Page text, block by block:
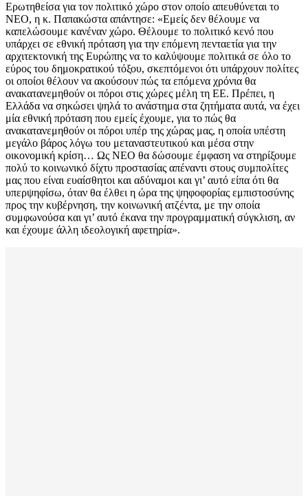
Ερωτηθείσα για τον πολιτικό χώρο στον οποίο απευθύνεται το
ΝΕΟ, η κ. Παπακώστα απάντησε: «Εμείς δεν θέλουμε να
καπελώσουμε κανέναν χώρο. Θέλουμε το πολιτικό κενό που
υπάρχει σε εθνική πρόταση για την επόμενη πενταετία για την
αρχιτεκτονική της Ευρώπης να το καλύψουμε πολιτικά σε όλο το
εύρος του δημοκρατικού τόξου, σκεπτόμενοι ότι υπάρχουν πολίτες
οι οποίοι θέλουν να ακούσουν πώς τα επόμενα χρόνια θα
ανακατανεμηθούν οι πόροι στις χώρες μέλη τη ΕΕ. Πρέπει, η
Ελλάδα να σηκώσει ψηλά το ανάστημα στα ζητήματα αυτά, να έχει
μία εθνική πρόταση που εμείς έχουμε, για το πώς θα
ανακατανεμηθούν οι πόροι υπέρ της χώρας μας, η οποία υπέστη
μεγάλο βάρος λόγω του μεταναστευτικού και μέσα στην
οικονομική κρίση… Ως ΝΕΟ θα δώσουμε έμφαση να στηρίξουμε
πολύ το κοινωνικό δίχτυ προστασίας απέναντι στους συμπολίτες
μας που είναι ευαίσθητοι και αδύναμοι και γι’ αυτό είπα ότι θα
υπερψηφίσω, όταν θα έλθει η ώρα της ψηφοφορίας εμπιστοσύνης
προς την κυβέρνηση, την κοινωνική ατζέντα, με την οποία
συμφωνούσα και γι’ αυτό έκανα την προγραμματική σύγκλιση, αν
και έχουμε άλλη ιδεολογική αφετηρία».